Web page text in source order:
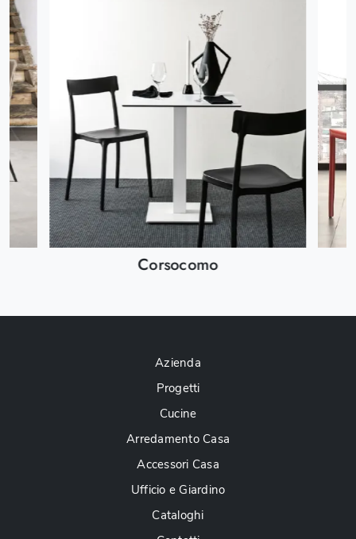
Corsocomo
Azienda
Progetti
Cucine
Arredamento Casa
Accessori Casa
Ufficio e Giardino
Cataloghi